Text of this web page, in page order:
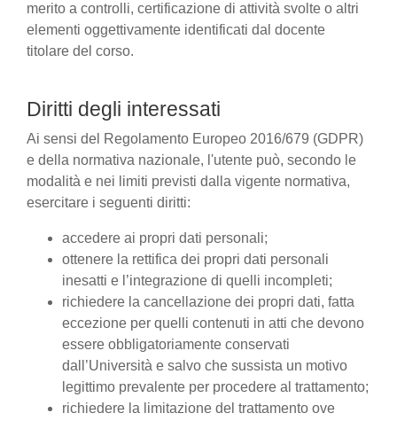
merito a controlli, certificazione di attività svolte o altri
elementi oggettivamente identificati dal docente
titolare del corso.
Diritti degli interessati
Ai sensi del Regolamento Europeo 2016/679 (GDPR)
e della normativa nazionale, l'utente può, secondo le
modalità e nei limiti previsti dalla vigente normativa,
esercitare i seguenti diritti:
accedere ai propri dati personali;
ottenere la rettifica dei propri dati personali
inesatti e l’integrazione di quelli incompleti;
richiedere la cancellazione dei propri dati, fatta
eccezione per quelli contenuti in atti che devono
essere obbligatoriamente conservati
dall’Università e salvo che sussista un motivo
legittimo prevalente per procedere al trattamento;
richiedere la limitazione del trattamento ove